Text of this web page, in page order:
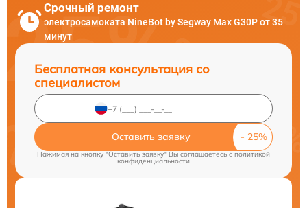
Срочный ремонт
электросамоката NineBot by Segway Max G30P от 35
минут
Бесплатная консультация со
специалистом
Оставить заявку
Нажимая на кнопку "Оставить заявку" Вы соглашаетесь c политикой
конфиденциальности